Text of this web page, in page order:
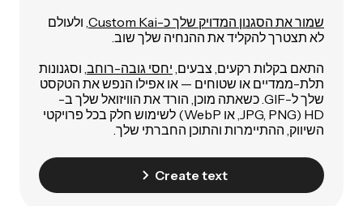
שמור את הסגנון המדויק שלך כ-Custom Kai
, ולעולם
לא תצטרך להקליד את ההנחיה שלך שוב.
התאם בקלות רקעים, צבעים, יחסי גובה-רוחב , וסגנונות
תלת-ממדיים או שטוחים — או אפילו הנפש את הטקסט
שלך ל-GIF. כשאתה מוכן, הורד את הוויזואל שלך ב-
HD (JPG, PNG, או WebP) לשימוש חלק בכל פרויקטי
השיווק, ההתיימרות והתוכן החברתי שלך.
Create text